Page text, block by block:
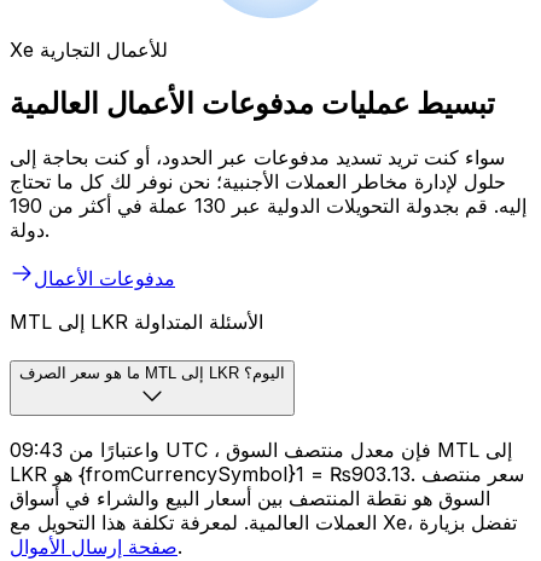
Xe للأعمال التجارية
تبسيط عمليات مدفوعات الأعمال العالمية
سواء كنت تريد تسديد مدفوعات عبر الحدود، أو كنت بحاجة إلى
حلول لإدارة مخاطر العملات الأجنبية؛ نحن نوفر لك كل ما تحتاج
إليه. قم بجدولة التحويلات الدولية عبر 130 عملة في أكثر من 190
دولة.
مدفوعات الأعمال
MTL إلى LKR الأسئلة المتداولة
ما هو سعر الصرف MTL إلى LKR اليوم؟
واعتبارًا من 09:43 UTC ، فإن معدل منتصف السوق MTL إلى
LKR هو {fromCurrencySymbol}1 = ₨903.13. سعر منتصف
السوق هو نقطة المنتصف بين أسعار البيع والشراء في أسواق
العملات العالمية. لمعرفة تكلفة هذا التحويل مع Xe، تفضل بزيارة
صفحة إرسال الأموال.